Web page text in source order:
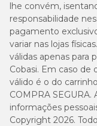
lhe convém,
responsabilidade
pagamento
variar nas lojas
válidas apenas para
Cobasi. Em caso de
válido é o do
COMPRA SEGURA.
informações
Copyright 2026.